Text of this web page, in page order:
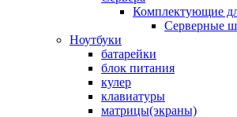
Комплектующие
Серверные
Ноутбуки
батарейки
блок питания
кулер
клавиатуры
матрицы(экраны)